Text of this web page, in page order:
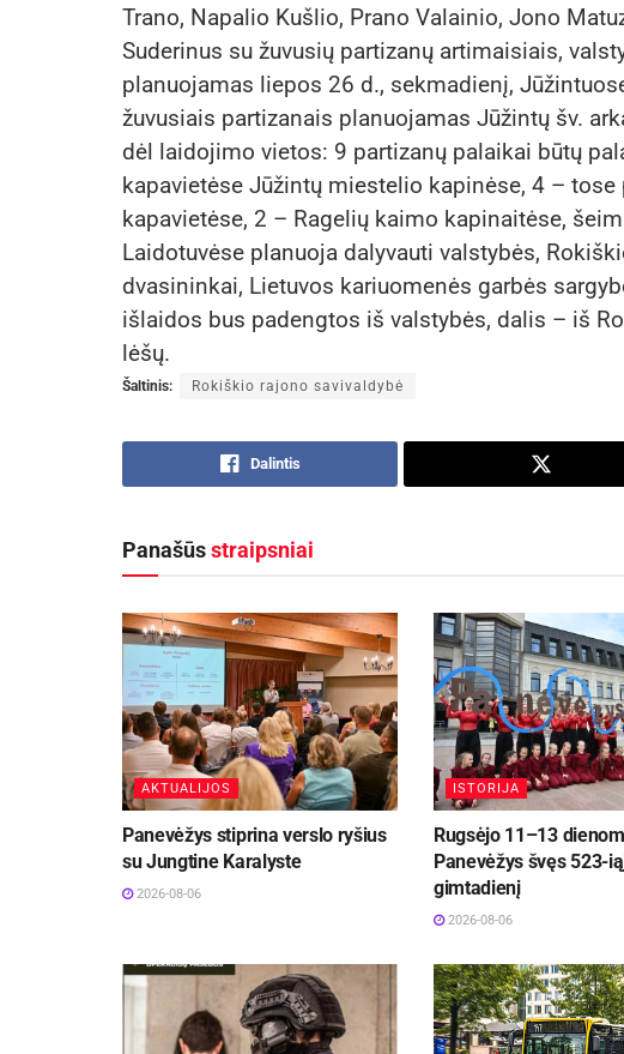
Trano, Napalio Kušlio, Prano Valainio, Jono
Suderinus su žuvusių partizanų artimaisiais,
planuojamas liepos 26 d., sekmadienį,
žuvusiais partizanais planuojamas Jūžintų šv.
dėl laidojimo vietos: 9 partizanų palaikai būtų
kapavietėse Jūžintų miestelio kapinėse, 4 –
kapavietėse, 2 – Ragelių kaimo kapinaitėse,
Laidotuvėse planuoja dalyvauti valstybės,
dvasininkai, Lietuvos kariuomenės garbės
išlaidos bus padengtos iš valstybės, dalis – iš
lėšų.
Šaltinis: Rokiškio rajono savivaldybė
Dalintis
Panašūsstraipsniai
AKTUALIJOS
Panevėžys stiprina verslo ryšius
su Jungtine Karalyste
2026-08-06
ISTORIJA
Rugsėjo 11–13
Panevėžys švęs 523-
gimtadienį
2026-08-06